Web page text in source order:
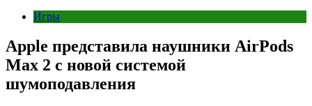
Игры
Apple представила наушники AirPods
Max 2 с новой системой
шумоподавления